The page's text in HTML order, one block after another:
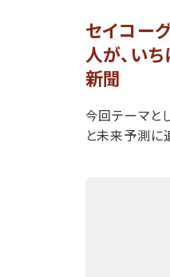
セイコー
人が、いち
新聞
今回テーマと
と未来予測